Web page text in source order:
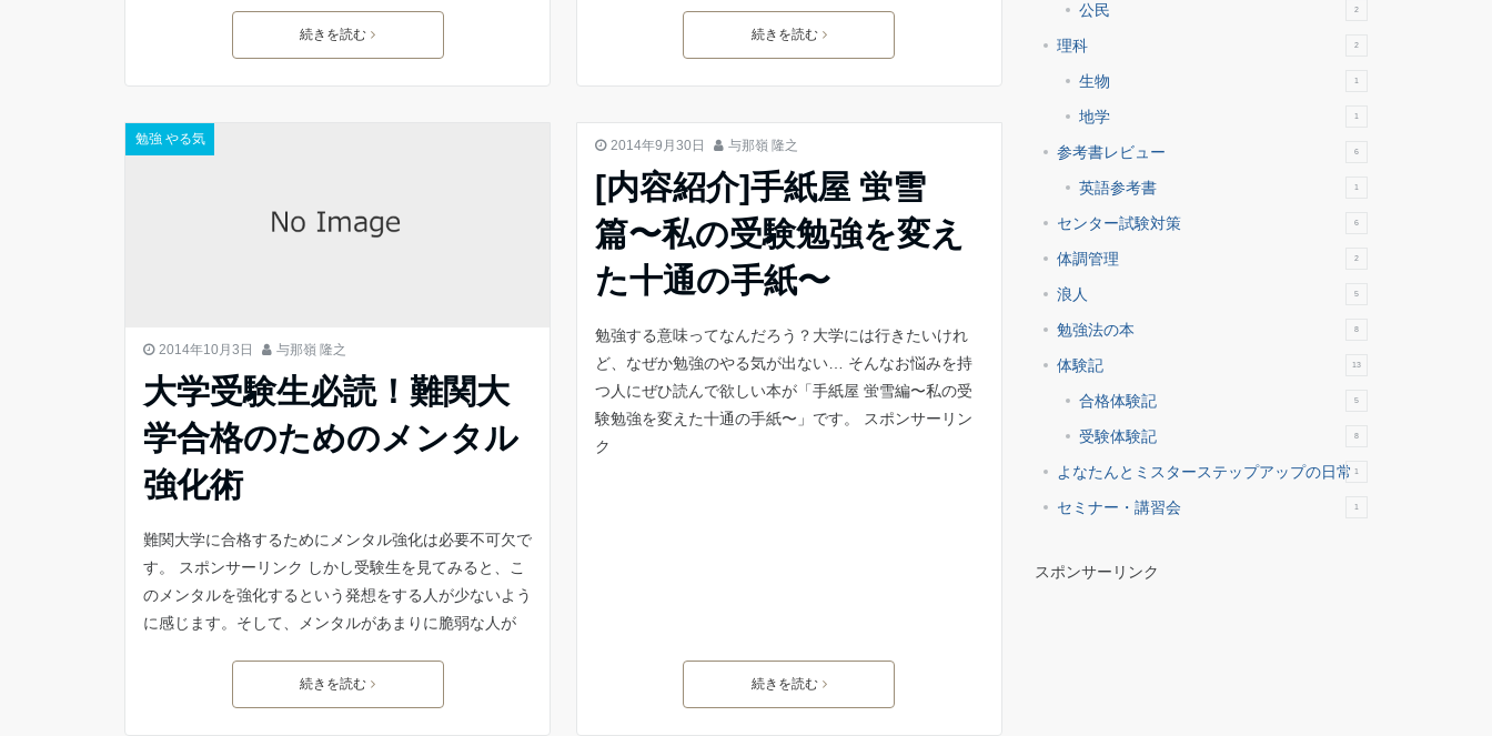
続きを読む 続きを読む
勉強 やる気
2014年10月3日 与那嶺 隆之
大学受験生必読！難関大
学合格のためのメンタル
強化術
難関大学に合格するためにメンタル強化は必要不可欠で
す。 スポンサーリンク しかし受験生を見てみると、こ
のメンタルを強化するという発想をする人が少ないよう
に感じます。そして、メンタルがあまりに脆弱な人が
続きを読む
勉強 やる気
2014年9月30日 与那嶺 隆之
[内容紹介]手紙屋 蛍雪
篇〜私の受験勉強を変え
た十通の手紙〜
勉強する意味ってなんだろう？大学には行きたいけれ
ど、なぜか勉強のやる気が出ない… そんなお悩みを持
つ人にぜひ読んで欲しい本が「手紙屋 蛍雪編〜私の受
験勉強を変えた十通の手紙〜」です。 スポンサーリン
ク
続きを読む
公民 2
理科 2
生物 1
地学 1
参考書レビュー 6
英語参考書 1
センター試験対策 6
体調管理 2
浪人 5
勉強法の本 8
体験記 13
合格体験記 5
受験体験記 8
よなたんとミスターステップアップの日常 1
セミナー・講習会 1
スポンサーリンク